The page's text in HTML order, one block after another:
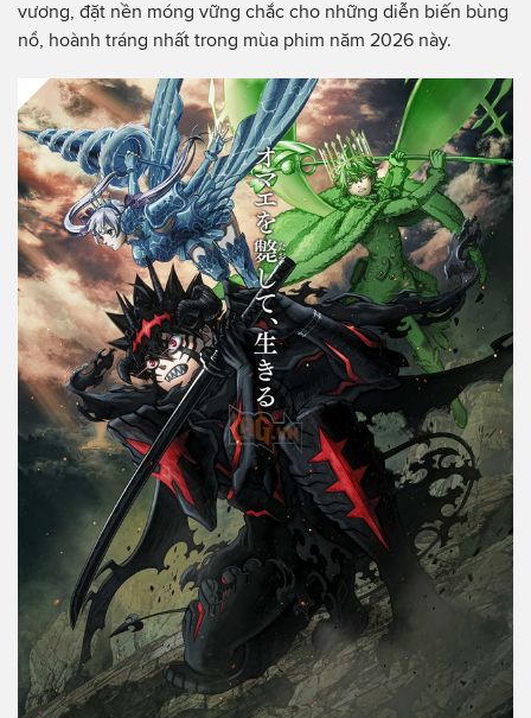
vương, đặt nền móng vững chắc cho những diễn biến bùng
nổ, hoành tráng nhất trong mùa phim năm 2026 này.